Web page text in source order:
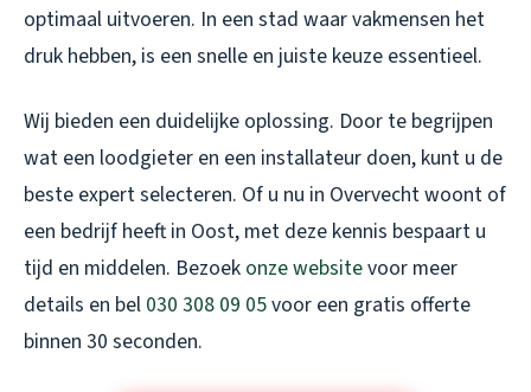
optimaal uitvoeren. In een stad waar vakmensen het
druk hebben, is een snelle en juiste keuze essentieel.
Wij bieden een duidelijke oplossing. Door te begrijpen
wat een loodgieter en een installateur doen, kunt u de
beste expert selecteren. Of u nu in Overvecht woont of
een bedrijf heeft in Oost, met deze kennis bespaart u
tijd en middelen. Bezoek onze websitevoor meer
details en bel 030 308 09 05voor een gratis offerte
binnen 30 seconden.